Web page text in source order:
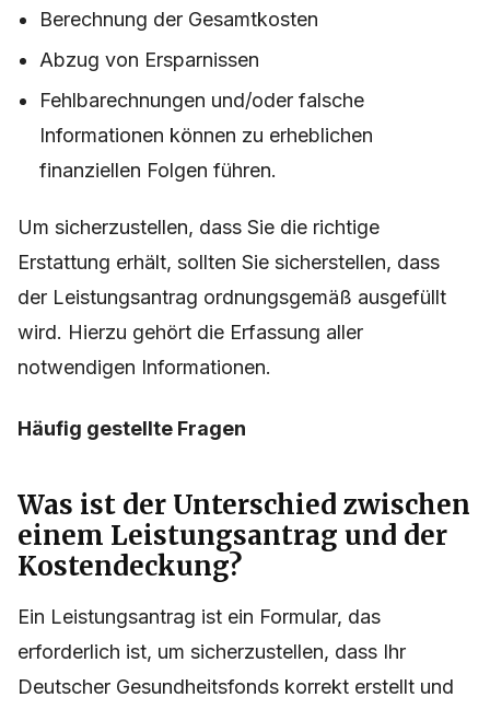
Berechnung der Gesamtkosten
Abzug von Ersparnissen
Fehlbarechnungen und/oder falsche
Informationen können zu erheblichen
finanziellen Folgen führen.
Um sicherzustellen, dass Sie die richtige
Erstattung erhält, sollten Sie sicherstellen, dass
der Leistungsantrag ordnungsgemäß ausgefüllt
wird. Hierzu gehört die Erfassung aller
notwendigen Informationen.
Häufig gestellte Fragen
Was ist der Unterschied zwischen
einem Leistungsantrag und der
Kostendeckung?
Ein Leistungsantrag ist ein Formular, das
erforderlich ist, um sicherzustellen, dass Ihr
Deutscher Gesundheitsfonds korrekt erstellt und